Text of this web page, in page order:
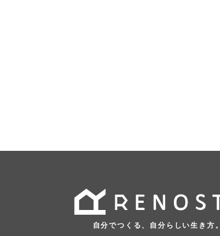
自分でつくる、自分らしい生き方。